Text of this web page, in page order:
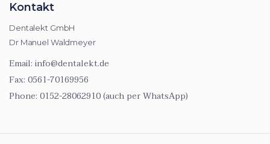
Kontakt
Dentalekt GmbH
Dr Manuel Waldmeyer
Email: info@dentalekt.de
Fax: 0561-70169956
Phone: 0152-28062910 (auch per WhatsApp)